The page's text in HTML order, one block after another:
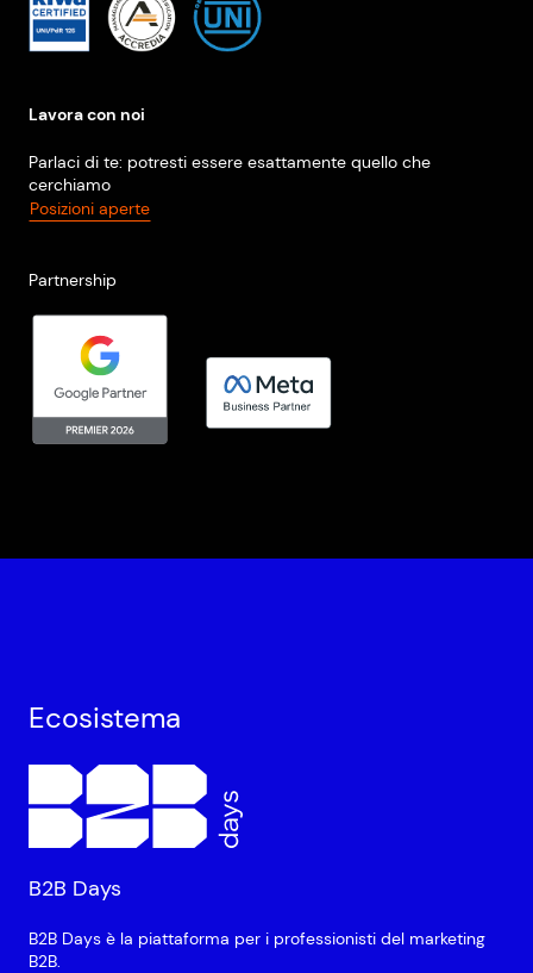
Lavora con noi
Parlaci di te: potresti essere esattamente quello che
cerchiamo
Posizioni aperte
Partnership
Ecosistema
B2B Days
B2B Days è la piattaforma per i professionisti del marketing
B2B.